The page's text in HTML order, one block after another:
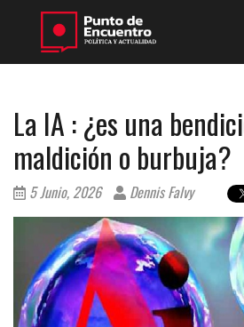
La IA : ¿es una
maldición o burbuja?
5 Junio, 2026 Dennis Falvy